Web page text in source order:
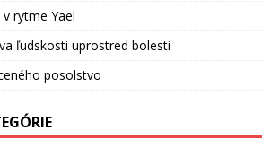
rytme Yael
ľudskosti uprostred bolesti
posolstvo